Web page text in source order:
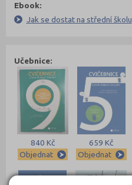
Ebook:
Jak se dostat na střední školu
Učebnice:
840 Kč
Objednat
659 Kč
Objednat